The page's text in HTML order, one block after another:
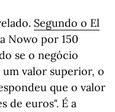
Segundo o El
Nowo por 150
se o negócio
valor superior, o
que o valor
de euros". É a